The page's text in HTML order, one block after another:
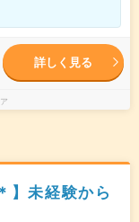
詳しく見る
】未経験から